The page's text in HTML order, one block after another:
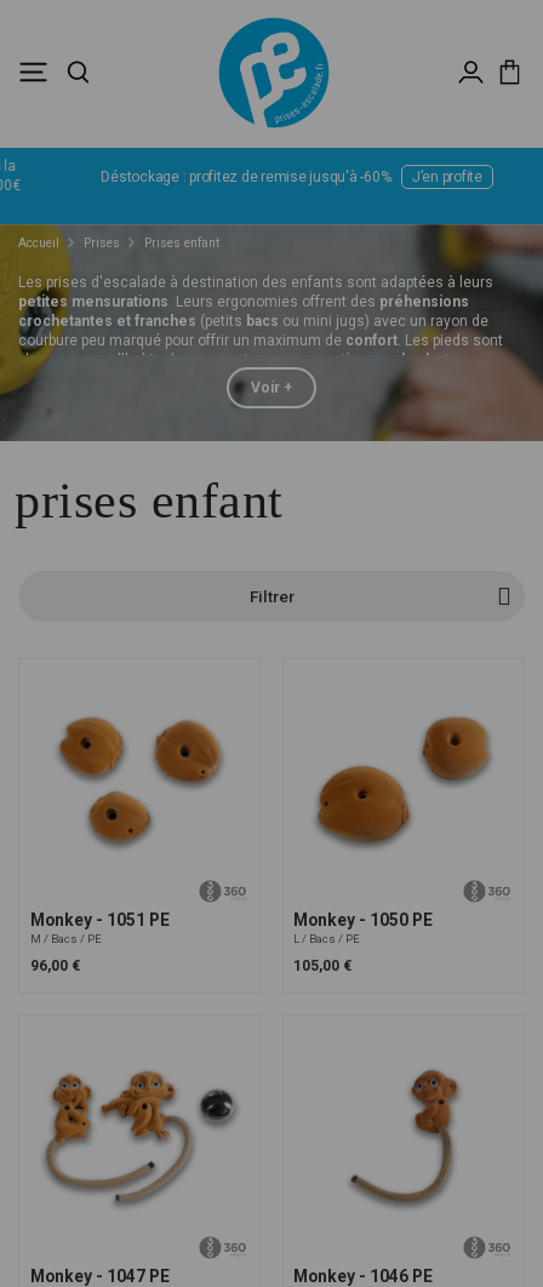
Déstockage : profitez de remise jusqu'à -60%. J’en profite
Accueil Prises Prises enfant
Les prises d'escalade à destination des enfants sont adaptées à leurs
petites mensurations . Leurs ergonomies offrent des préhensions
crochetantes et franches (petits bacs ou mini jugs) avec un rayon de
courbure peu marqué pour offrir un maximum de confort . Les pieds sont
plus gros que d'habitude pour envisager une
pratique en basket
Vous vous demandez comment sélectionner des prises,
souhaitez savoir comment les positionner, lisez cette article
Voir +
prises enfant
Monkey - 1051 PE
M Bacs PE
96,00 €
Monkey - 1050 PE
L Bacs PE
105,00 €
Monkey - 1047 PE Monkey - 1046 PE
Filtrer